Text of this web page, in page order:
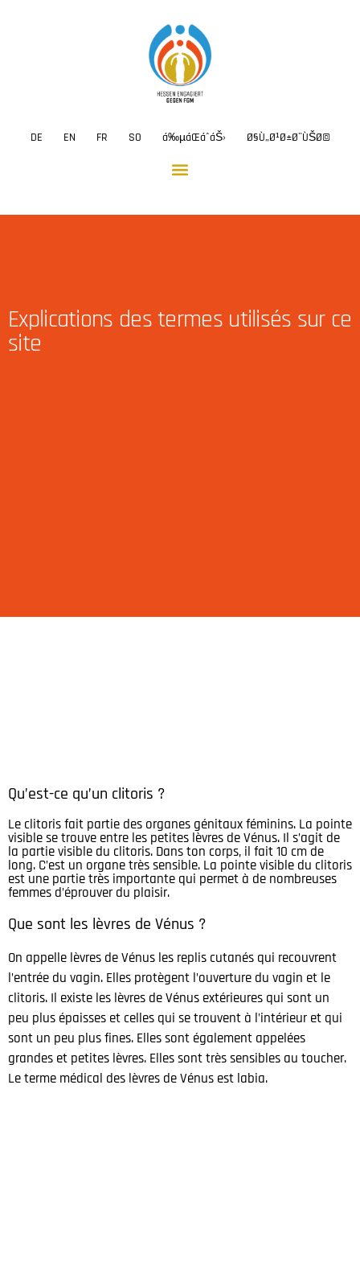
DE EN FR SO á‰µáŒáˆ­áŠ› Ø§Ù„Ø¹Ø±Ø¨ÙŠØ©
Explications des termes utilisés sur ce
site
Qu’est-ce qu’un clitoris ?
Le clitoris fait partie des organes génitaux féminins. La pointe
visible se trouve entre les petites lèvres de Vénus. Il s’agit de
la partie visible du clitoris. Dans ton corps, il fait 10 cm de
long. C’est un organe très sensible. La pointe visible du clitoris
est une partie très importante qui permet à de nombreuses
femmes d’éprouver du plaisir.
Que sont les lèvres de Vénus ?
On appelle lèvres de Vénus les replis cutanés qui recouvrent
l’entrée du vagin. Elles protègent l’ouverture du vagin et le
clitoris. Il existe les lèvres de Vénus extérieures qui sont un
peu plus épaisses et celles qui se trouvent à l’intérieur et qui
sont un peu plus fines. Elles sont également appelées
grandes et petites lèvres. Elles sont très sensibles au toucher.
Le terme médical des lèvres de Vénus est labia.